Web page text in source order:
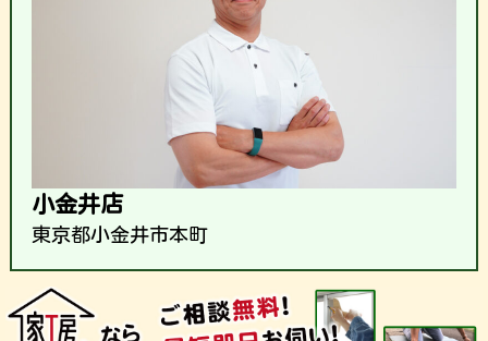
小金井店
東京都小金井市本町